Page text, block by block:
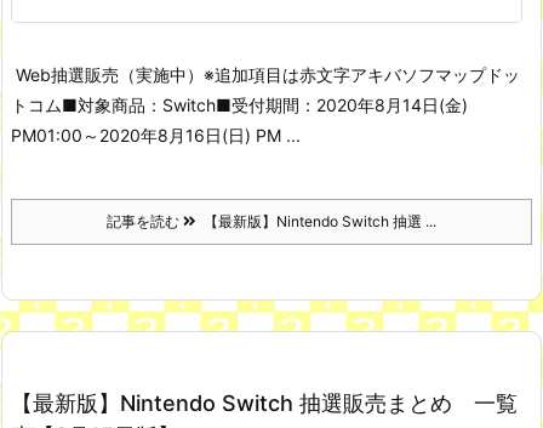
Web抽選販売（実施中） ※追加項目は赤文字アキバソフマップドッ
トコム■対象商品：Switch■受付期間：2020年8月14日(金)
PM01:00～2020年8月16日(日) PM ...
記事を読む 【最新版】Nintendo Switch 抽選 ...
【最新版】Nintendo Switch 抽選販売まとめ 一覧